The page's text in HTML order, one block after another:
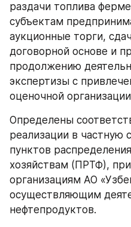
раздачи топлива
субъектам
аукционные торги,
договорной основе и
продолжению
экспертизы с
оценочной
Определены
реализации в частную
пунктов
хозяйствам (ПРТФ),
организациям АО
осуществляющим
нефтепродуктов.